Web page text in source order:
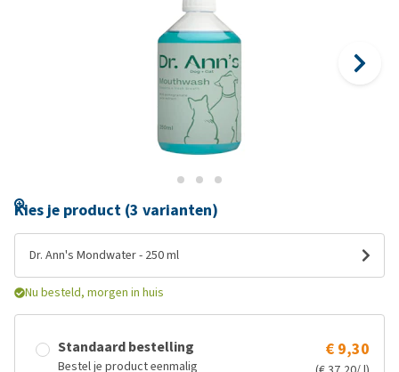
Kies je product (3 varianten)
Dr. Ann's Mondwater - 250 ml
Nu besteld, morgen in huis
Standaard bestelling
Bestel je product eenmalig
€ 9,30